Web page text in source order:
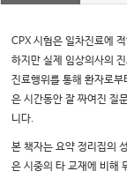
CPX 시험은 일차진료에
하지만 실제 임상의사의
진료행위를 통해 환자로
은 시간동안 잘 짜여진 질
니다.
본 책자는 요약 정리집의
은 시중의 타 교재에 비해